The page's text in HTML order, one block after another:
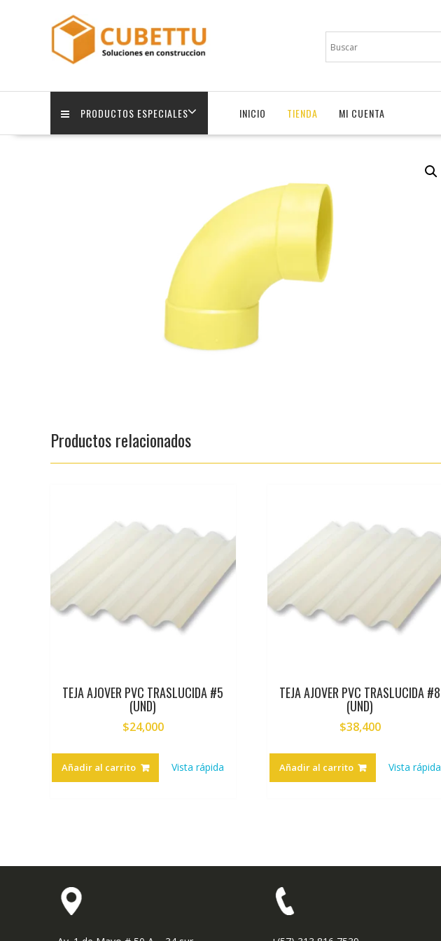
PRODUCTOS ESPECIALES INICIO TIENDA MI CUENTA
Productos relacionados
TEJA AJOVER PVC TRASLUCIDA #5
(UND)
$24,000
Añadir al carrito Vista rápida
TEJA AJOVER PVC TRASLUCIDA #8
(UND)
$38,400
Añadir al carrito Vista rápida